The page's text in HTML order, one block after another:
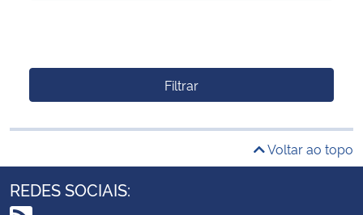
Filtrar
Voltar ao topo
REDES SOCIAIS: